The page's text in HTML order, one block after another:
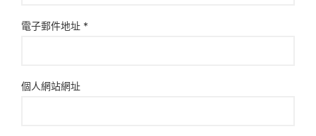
電子郵件地址 *
個人網站網址